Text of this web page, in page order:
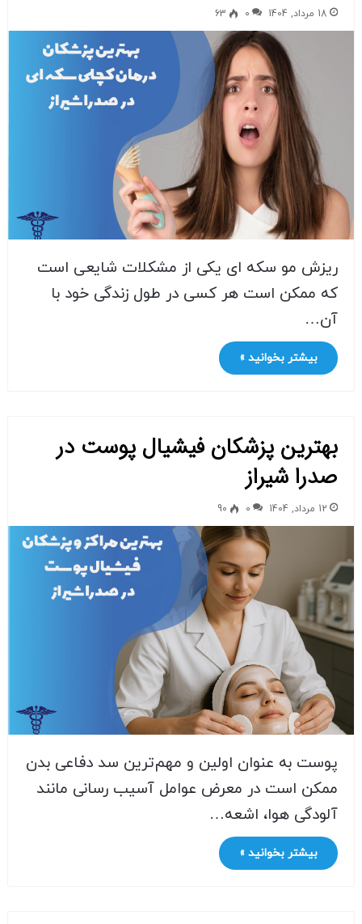
18 مرداد, 1404 0
63
ریزش مو سکه ای یکی از مشکلات شایعی است
که ممکن است هر کسی در طول زندگی خود با
آن…
بیشتر بخوانید »
بهترین پزشکان فیشیال پوست در
صدرا شیراز
12 مرداد, 1404 0
90
پوست به عنوان اولین و مهم‌ترین سد دفاعی بدن
ممکن است در معرض عوامل آسیب رسانی مانند
آلودگی هوا، اشعه…
بیشتر بخوانید »